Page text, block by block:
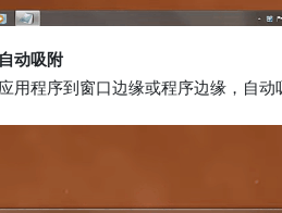
动吸附
用程序到窗口边缘或程序边缘，自动